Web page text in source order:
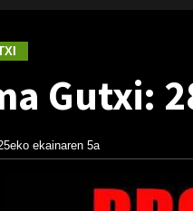
Gutxi:
ekainaren 5a